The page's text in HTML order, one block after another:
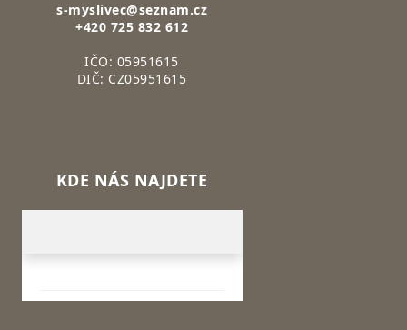
s-myslivec@seznam.cz
+420 725 832 612
IČO: 05951615
DIČ: CZ05951615
KDE NÁS NAJDETE